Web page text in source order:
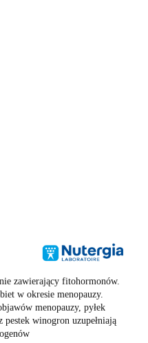
zawierający fitohormonów.
w okresie menopauzy.
menopauzy, pyłek
winogron uzupełniają